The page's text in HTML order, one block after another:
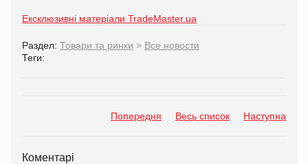
Ексклюзивні матеріали TradeMaster.ua
Раздел: Товари та ринки > Все новости
Теги:
Попередня Весь список Наступна
Коментарі